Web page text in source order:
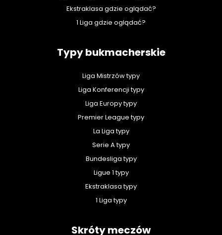
Ekstraklasa gdzie oglądać?
1 Liga gdzie oglądać?
Typy bukmacherskie
Liga Mistrzów typy
Liga Konferencji typy
Liga Europy typy
Premier League typy
La Liga typy
Serie A typy
Bundesliga typy
Ligue 1 typy
Ekstraklasa typy
1 Liga typy
Skróty meczów